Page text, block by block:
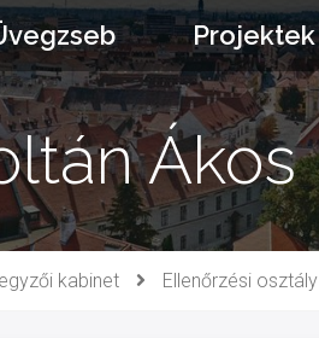
Projektek
Ákos
kabinet Ellenőrzési osztály